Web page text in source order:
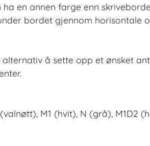
en annen farge enn
bordet gjennom horisontale
å sette opp et ønsket
M1 (hvit), N (grå), M1D2